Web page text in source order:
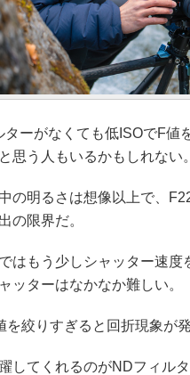
ターがなくても低ISOでF値
思う人もいるかもしれない。
の明るさは想像以上で、
の限界だ。
はもう少しシャッター速
ッターはなかなか難しい。
を絞りすぎると回折現象が
してくれるのがNDフィル